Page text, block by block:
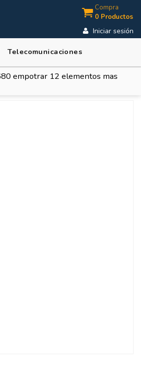
Compra
0 Productos
Iniciar sesión
Telecomunicaciones
empotrar 12 elementos mas